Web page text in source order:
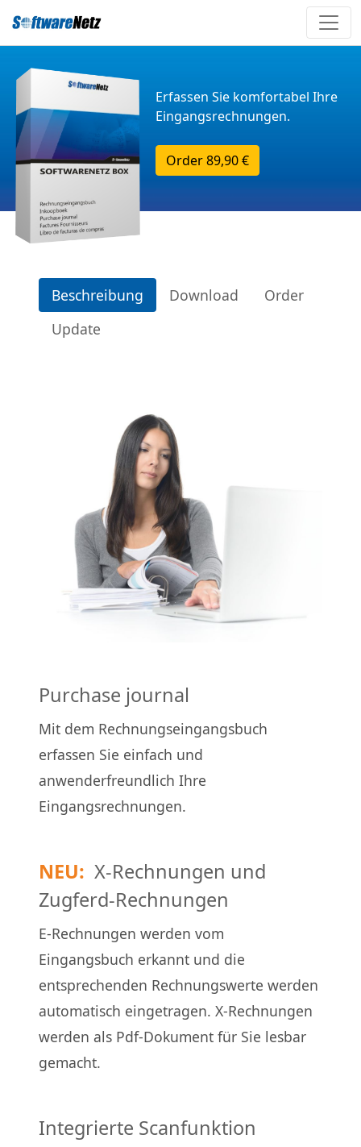
Erfassen Sie komfortabel Ihre
Eingangsrechnungen.
Order89,90 €
Beschreibung Download
Order
Update
Purchase journal
Mit dem Rechnungseingangsbuch
erfassen Sie einfach und
anwenderfreundlich Ihre
Eingangsrechnungen.
NEU: X-Rechnungen und
Zugferd-Rechnungen
E-Rechnungen werden vom
Eingangsbuch erkannt und die
entsprechenden Rechnungswerte werden
automatisch eingetragen. X-Rechnungen
werden als Pdf-Dokument für Sie lesbar
gemacht.
Integrierte Scanfunktion